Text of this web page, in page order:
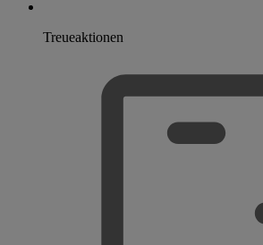
Treueaktionen